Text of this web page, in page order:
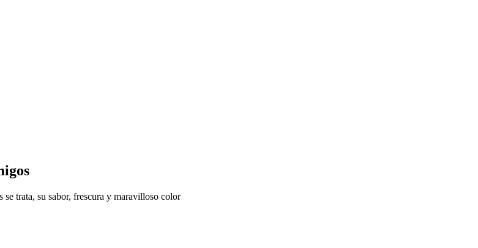
se trata, su sabor, frescura y maravilloso color